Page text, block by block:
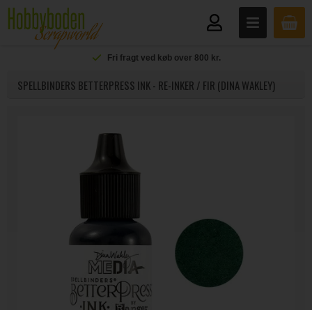
Fri fragt ved køb over 800 kr.
SPELLBINDERS BETTERPRESS INK - RE-INKER / FIR (DINA WAKLEY)